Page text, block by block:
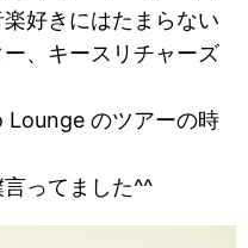
好きにはたまらない
、キースリチャーズ
のツアーの時
ってました^^